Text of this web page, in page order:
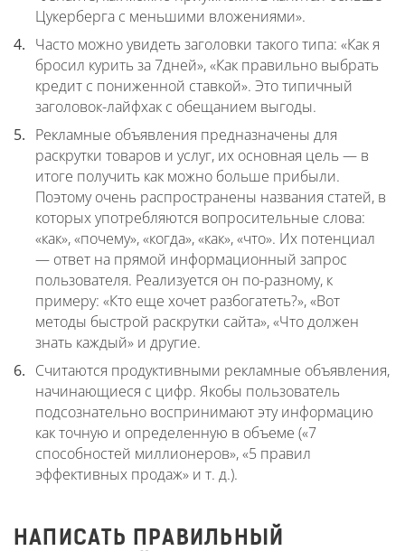
Цукерберга с меньшими вложениями».
Часто можно увидеть заголовки такого типа: «Как я
бросил курить за 7дней», «Как правильно выбрать
кредит с пониженной ставкой». Это типичный
заголовок-лайфхак с обещанием выгоды.
Рекламные объявления предназначены для
раскрутки товаров и услуг, их основная цель — в
итоге получить как можно больше прибыли.
Поэтому очень распространены названия статей, в
которых употребляются вопросительные слова:
«как», «почему», «когда», «как», «что». Их потенциал
— ответ на прямой информационный запрос
пользователя. Реализуется он по-разному, к
примеру: «Кто еще хочет разбогатеть?», «Вот
методы быстрой раскрутки сайта», «Что должен
знать каждый» и другие.
Считаются продуктивными рекламные объявления,
начинающиеся с цифр. Якобы пользователь
подсознательно воспринимают эту информацию
как точную и определенную в объеме («7
способностей миллионеров», «5 правил
эффективных продаж» и т. д.).
НАПИСАТЬ ПРАВИЛЬНЫЙ